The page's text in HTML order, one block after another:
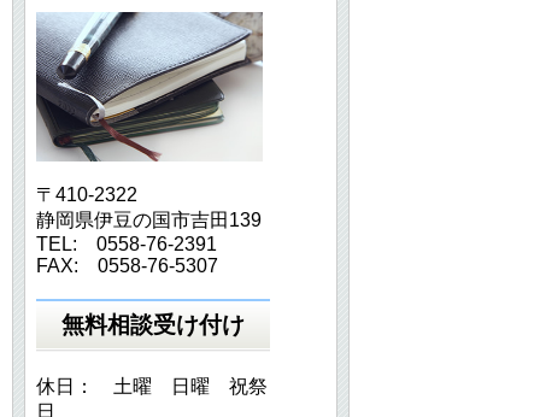
〒410-2322
静岡県伊豆の国市吉田139
TEL: 0558-76-2391
FAX: 0558-76-5307
無料相談受け付け
休日： 土曜 日曜 祝祭
日